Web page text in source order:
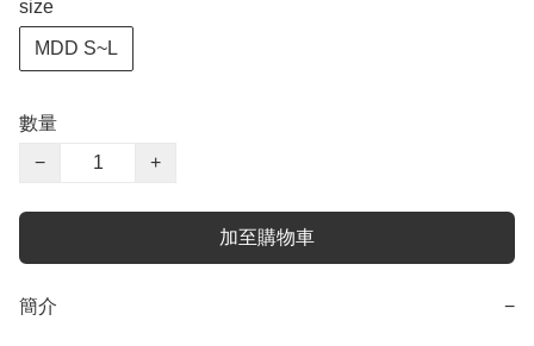
size
MDD S~L
數量
−
+
加至購物車
簡介 −